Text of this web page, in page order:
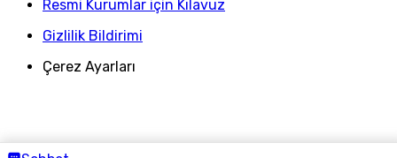
Resmi Kurumlar için Kılavuz
Gizlilik Bildirimi
Çerez Ayarları